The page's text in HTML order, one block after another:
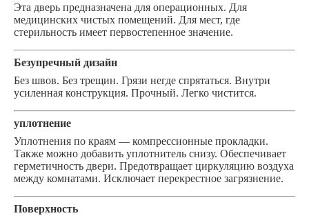
Эта дверь предназначена для операционных. Для
медицинских чистых помещений. Для мест, где
стерильность имеет первостепенное значение.
Безупречный дизайн
Без швов. Без трещин. Грязи негде спрятаться. Внутри
усиленная конструкция. Прочный. Легко чистится.
уплотнение
Уплотнения по краям — компрессионные прокладки.
Также можно добавить уплотнитель снизу. Обеспечивает
герметичность двери. Предотвращает циркуляцию воздуха
между комнатами. Исключает перекрестное загрязнение.
Поверхность